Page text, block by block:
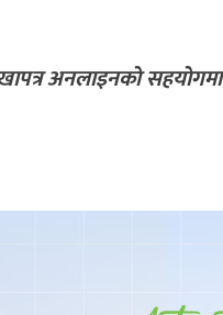
अनलाइनकाे सहयाेगमा